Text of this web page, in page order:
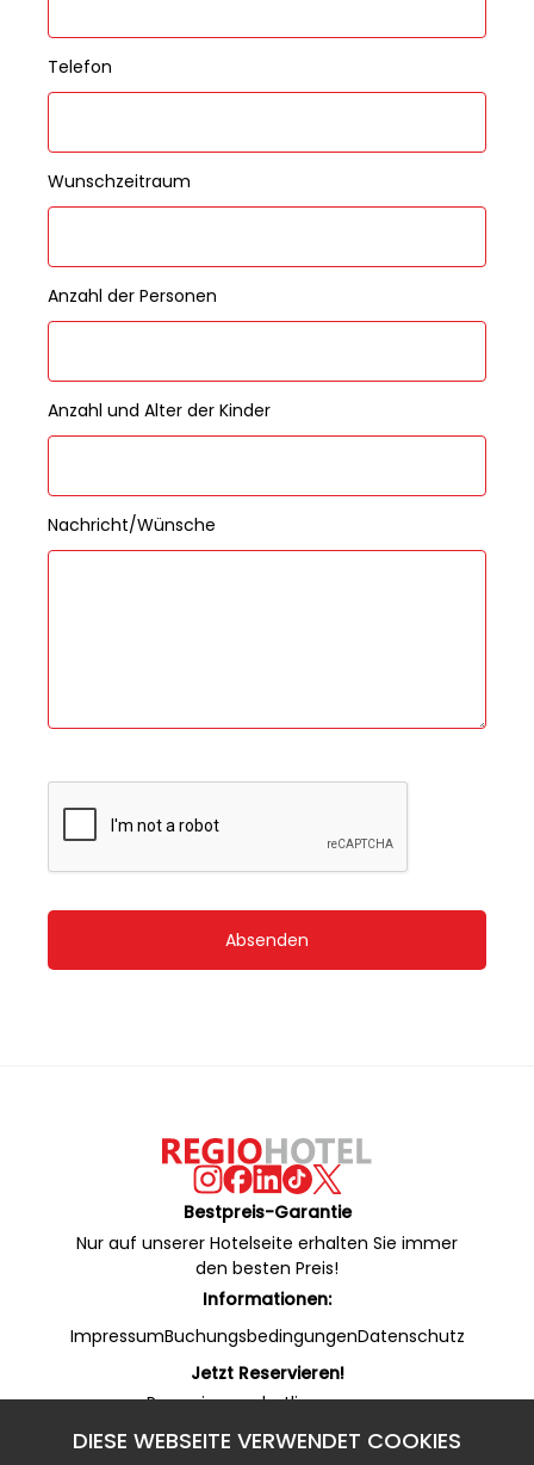
Telefon
Wunschzeitraum
Anzahl der Personen
Anzahl und Alter der Kinder
Nachricht/Wünsche
Absenden
DIESE WEBSEITE VERWENDET COOKIES
Bestpreis-Garantie
Nur auf unserer Hotelseite erhalten Sie immer
den besten Preis!
Informationen:
ImpressumBuchungsbedingungenDatenschutz
Jetzt Reservieren!
Reservierungshotline:
Online Rezeption (WhatsApp):